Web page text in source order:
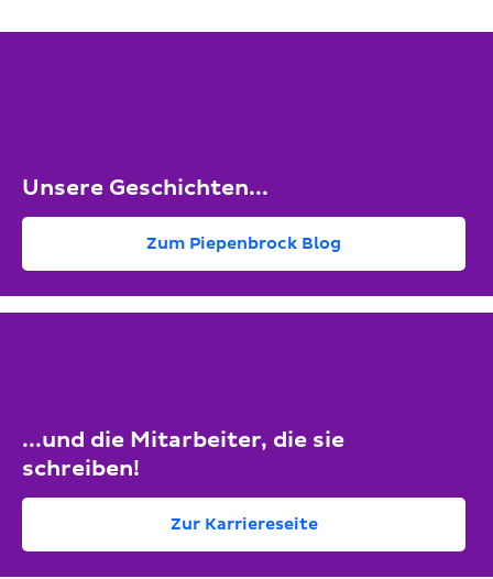
Unsere Geschichten...
Zum Piepenbrock Blog
...und die Mitarbeiter, die sie
schreiben!
Zur Karriereseite